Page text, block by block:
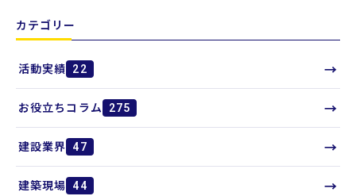
カテゴリー
活動実績 22 →
お役立ちコラム 275 →
建設業界 47 →
建築現場 44 →